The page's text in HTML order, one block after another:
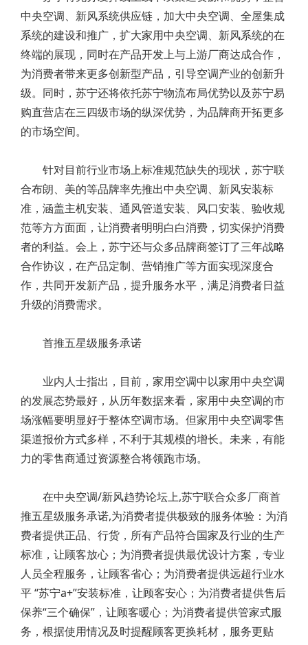
中央空调、新风系统供应链，加大中央空调、全屋集成
系统的建设和推广，扩大家用中央空调、新风系统的在
终端的展现，同时在产品开发上与上游厂商达成合作，
为消费者带来更多创新型产品，引导空调产业的创新升
级。同时，苏宁还将依托苏宁物流布局优势以及苏宁易
购直营店在三四级市场的纵深优势，为品牌商开拓更多
的市场空间。
针对目前行业市场上标准规范缺失的现状，苏宁联
合布朗、美的等品牌率先推出中央空调、新风安装标
准，涵盖主机安装、通风管道安装、风口安装、验收规
范等方方面面，让消费者明明白白消费，切实保护消费
者的利益。会上，苏宁还与众多品牌商签订了三年战略
合作协议，在产品定制、营销推广等方面实现深度合
作，共同开发新产品，提升服务水平，满足消费者日益
升级的消费需求。
首推五星级服务承诺
业内人士指出，目前，家用空调中以家用中央空调
的发展态势最好，从历年数据来看，家用中央空调的市
场涨幅要明显好于整体空调市场。但家用中央空调零售
渠道报价方式多样，不利于其规模的增长。未来，有能
力的零售商通过资源整合将领跑市场。
在中央空调/新风趋势论坛上,苏宁联合众多厂商首
推五星级服务承诺,为消费者提供极致的服务体验：为消
费者提供正品、行货，所有产品符合国家及行业的生产
标准，让顾客放心；为消费者提供最优设计方案，专业
人员全程服务，让顾客省心；为消费者提供远超行业水
平 “苏宁a+”安装标准，让顾客安心；为消费者提供售后
保养“三个确保”，让顾客暖心；为消费者提供管家式服
务，根据使用情况及时提醒顾客更换耗材，服务更贴